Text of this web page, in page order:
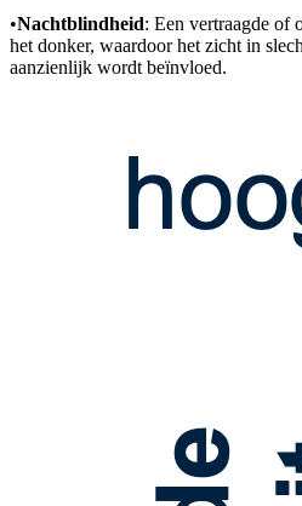
•Nachtblindheid: Een vertraagde of
het donker, waardoor het zicht in
aanzienlijk wordt beïnvloed.